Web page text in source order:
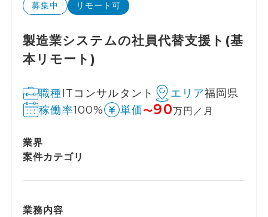
募集中 リモート可
製造業システムの社員代替支援ト(基
本リモート)
職種ITコンサルタント エリア福岡県
稼働率100% 単価〜90万円／月
業界
案件カテゴリ
業務内容